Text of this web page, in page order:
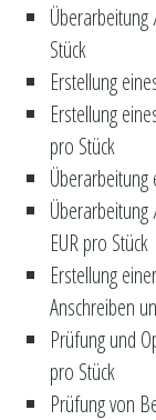
Stück
Erstellung
Erstellung
pro Stück
Überarbeitung
EUR pro Stück
Erstellung
Anschreiben
Prüfung und
pro Stück
Prüfung von